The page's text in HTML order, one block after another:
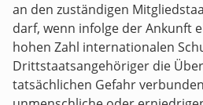
an den zuständigen
darf, wenn infolge der Ankunft
hohen Zahl internationalen
Drittstaatsangehöriger die
tatsächlichen Gefahr